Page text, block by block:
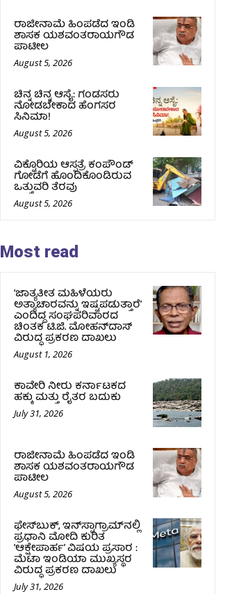
ರಾಜೀನಾಮೆ ಹಿಂಪಡೆದ ಇಂಡಿ
ಶಾಸಕ ಯಶವಂತರಾಯಗೌಡ
ಪಾಟೀಲ
August 5, 2026
ಚಿನ್ನ ಚಿನ್ನ ಆಸೈ: ಗಂಡಸರು
ನೋಡಬೇಕಾದ ಹೆಂಗಸರ
ಸಿನಿಮಾ!
August 5, 2026
ವಿಕ್ಟೊರಿಯ ಆಸ್ಪತ್ರೆ ಕಂಪೌಂಡ್
ಗೋಡೆಗೆ ಹೊಂದಿಕೊಂಡಿರುವ
ಒತ್ತುವರಿ ತೆರವು
August 5, 2026
Most read
‘ಜಾತ್ಯತೀತ ಮಹಿಳೆಯರು
ಅತ್ಯಾಚಾರವನ್ನು ಇಷ್ಟಪಡುತ್ತಾರೆ’
ಎಂದಿದ್ದ ಸಂಘಪರಿವಾರದ
ಚಿಂತಕ ಟಿ.ಜಿ. ಮೋಹನ್‌ದಾಸ್
ವಿರುದ್ಧ ಪ್ರಕರಣ ದಾಖಲು
August 1, 2026
ಕಾವೇರಿ ನೀರು ಕರ್ನಾಟಕದ
ಹಕ್ಕು ಮತ್ತು ರೈತರ ಬದುಕು
July 31, 2026
ರಾಜೀನಾಮೆ ಹಿಂಪಡೆದ ಇಂಡಿ
ಶಾಸಕ ಯಶವಂತರಾಯಗೌಡ
ಪಾಟೀಲ
August 5, 2026
ಫೇಸ್‌ಬುಕ್, ಇನ್‌ಸ್ಟಾಗ್ರಾಮ್‌ನಲ್ಲಿ
ಪ್ರಧಾನಿ ಮೋದಿ ಕುರಿತ
‘ಆಕ್ಷೇಪಾರ್ಹ’ ವಿಷಯ ಪ್ರಸಾರ :
ಮೆಟಾ ಇಂಡಿಯಾ ಮುಖ್ಯಸ್ಥರ
ವಿರುದ್ಧ ಪ್ರಕರಣ ದಾಖಲು
July 31, 2026